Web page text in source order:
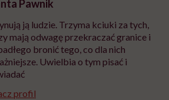
Pawnik
ją ludzie. Trzyma kciuki za tych,
mają odwagę przekraczać granice i
bronić tego, co dla nich
Uwielbia o tym pisać i
profil